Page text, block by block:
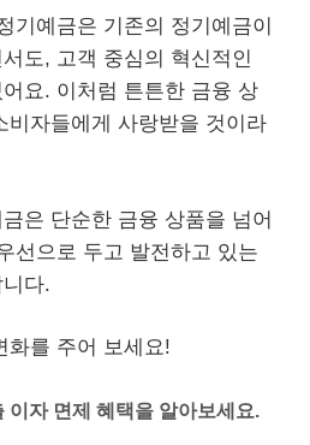
기예금은 기존의 정기예금이
도, 고객 중심의 혁신적인
요. 이처럼 튼튼한 금융 상
비자들에게 사랑받을 것이라
은 단순한 금융 상품을 넘어
선으로 두고 발전하고 있는
다.
화를 주어 보세요!
자 면제 혜택을 알아보세요.